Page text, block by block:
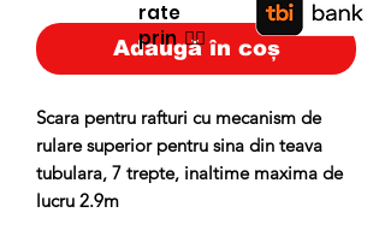
Adaugă în coș
Scara pentru rafturi cu mecanism de
rulare superior pentru sina din teava
tubulara, 7 trepte, inaltime maxima de
lucru 2.9m
rate
prin👉🏿